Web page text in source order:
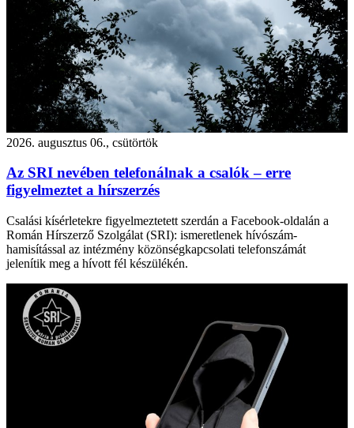
2026. augusztus 06., csütörtök
Az SRI nevében telefonálnak a csalók – erre
figyelmeztet a hírszerzés
Csalási kísérletekre figyelmeztetett szerdán a Facebook-oldalán a
Román Hírszerző Szolgálat (SRI): ismeretlenek hívószám-
hamisítással az intézmény közönségkapcsolati telefonszámát
jelenítik meg a hívott fél készülékén.